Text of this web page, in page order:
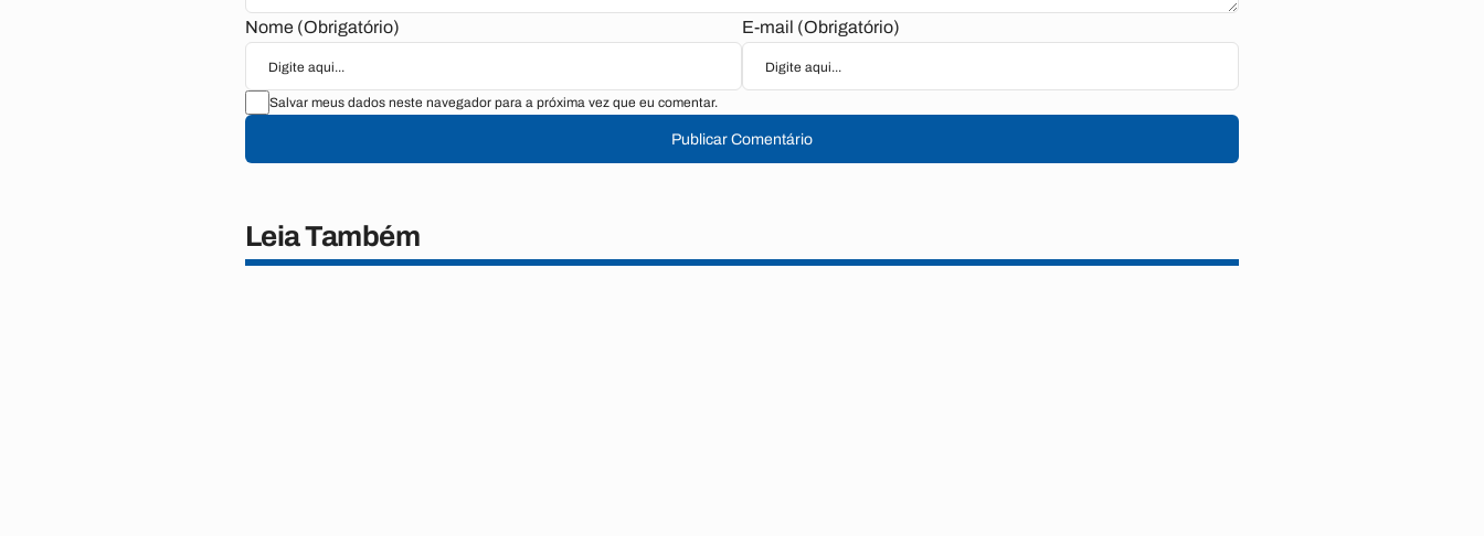
Nome (Obrigatório) E-mail (Obrigatório)
Salvar meus dados neste navegador para a próxima vez que eu comentar.
Publicar Comentário
Leia Também